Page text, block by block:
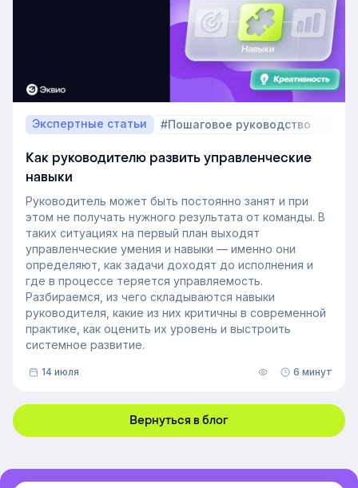
Экспертные статьи #Пошаговое руководство
Как руководителю развить управленческие
навыки
Руководитель может быть постоянно занят и при
этом не получать нужного результата от команды. В
таких ситуациях на первый план выходят
управленческие умения и навыки — именно они
определяют, как задачи доходят до исполнения и
где в процессе теряется управляемость.
Разбираемся, из чего складываются навыки
руководителя, какие из них критичны в современной
практике, как оценить их уровень и выстроить
системное развитие.
14 июля 6 минут
Вернуться в блог